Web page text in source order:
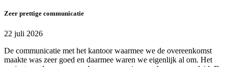
Zeer prettige communicatie
22 juli 2026
De communicatie met het kantoor waarmee we de overeenkomst
maakte was zeer goed en daarmee waren we eigenlijk al om. Het